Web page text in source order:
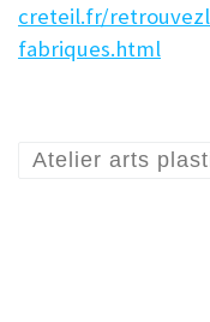
creteil.fr/
fabriques.html
Atelier arts